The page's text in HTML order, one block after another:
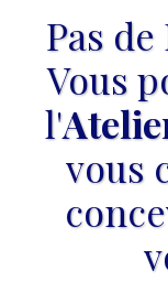
Pas de
Vous
l'
vous